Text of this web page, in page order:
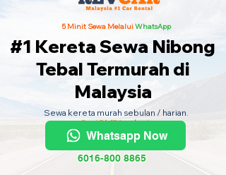
5 Minit Sewa MelaluiWhatsApp
#1 Kereta Sewa Nibong
Tebal Termurah di
Malaysia
Sewa kereta murah sebulan / harian.
Dari RM70 sehari.
Whatsapp Now
6016-800 8865